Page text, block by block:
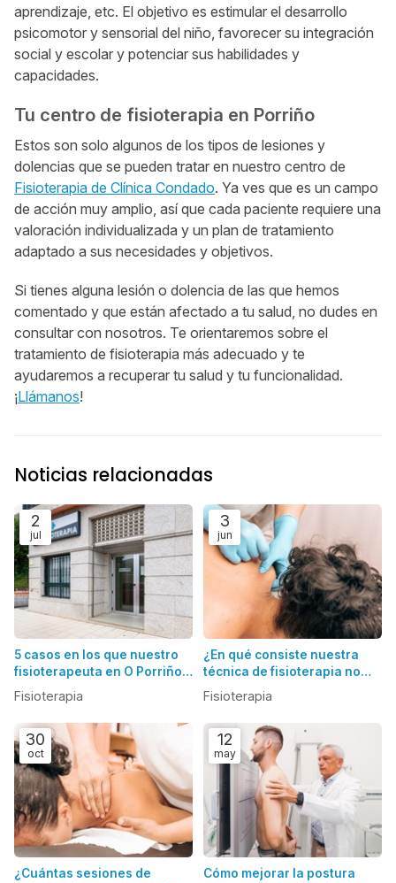
aprendizaje, etc. El objetivo es estimular el desarrollo
psicomotor y sensorial del niño, favorecer su integración
social y escolar y potenciar sus habilidades y
capacidades.
Tu centro de fisioterapia en Porriño
Estos son solo algunos de los tipos de lesiones y
dolencias que se pueden tratar en nuestro centro de
Fisioterapia de Clínica Condado. Ya ves que es un campo
de acción muy amplio, así que cada paciente requiere una
valoración individualizada y un plan de tratamiento
adaptado a sus necesidades y objetivos.
Si tienes alguna lesión o dolencia de las que hemos
comentado y que están afectado a tu salud, no dudes en
consultar con nosotros. Te orientaremos sobre el
tratamiento de fisioterapia más adecuado y te
ayudaremos a recuperar tu salud y tu funcionalidad.
¡Llámanos!
Noticias relacionadas
2
jul
5 casos en los que nuestro
fisioterapeuta en O Porriño
puede ayudarte
Fisioterapia
3
jun
¿En qué consiste nuestra
técnica de fisioterapia no
invasiva en O Porriño?
Fisioterapia
30
oct
¿Cuántas sesiones de
12
may
Cómo mejorar la postura